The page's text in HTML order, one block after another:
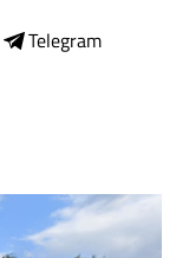
Telegram